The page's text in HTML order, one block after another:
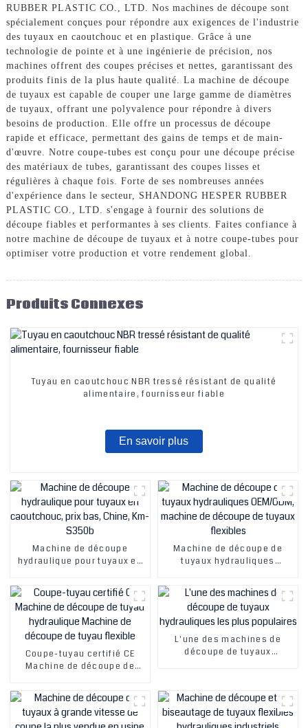
RUBBER PLASTIC CO., LTD. Nos machines de découpe sont
spécialement conçues pour répondre aux exigences de l'industrie
des tuyaux en caoutchouc et en plastique. Grâce à une
technologie de pointe et à une ingénierie de précision, nos
machines offrent des coupes précises et nettes, garantissant des
produits finis de la plus haute qualité. La machine de découpe
de tuyaux est capable de couper une large gamme de diamètres
de tuyaux, offrant une polyvalence pour répondre à divers
besoins de production. Elle offre un processus de découpe
rapide et efficace, permettant des gains de temps et de main-
d'œuvre. Notre coupe-tubes est conçu pour une découpe précise
des matériaux de tubes, garantissant des coupes lisses et
régulières à chaque fois. Forte de ses nombreuses années
d'expérience dans le secteur, SHANDONG HESPER RUBBER
PLASTIC CO., LTD. s'engage à fournir des solutions de
découpe fiables et performantes à ses clients. Faites confiance à
notre machine de découpe de tuyaux et à notre coupe-tubes pour
optimiser votre production et votre rendement global.
Produits Connexes
Tuyau en caoutchouc NBR tressé résistant de qualité
alimentaire, fournisseur fiable
En savoir plus
Machine de découpe
hydraulique pour tuyaux en
Chine, Km-S350b
Machine de découpe de
tuyaux hydrauliques
découpe de tuyaux flexibles
Coupe-tuyau certifié CE
Machine de découpe de
de découpe de tuyau
flexible
L'une des machines de
découpe de tuyaux